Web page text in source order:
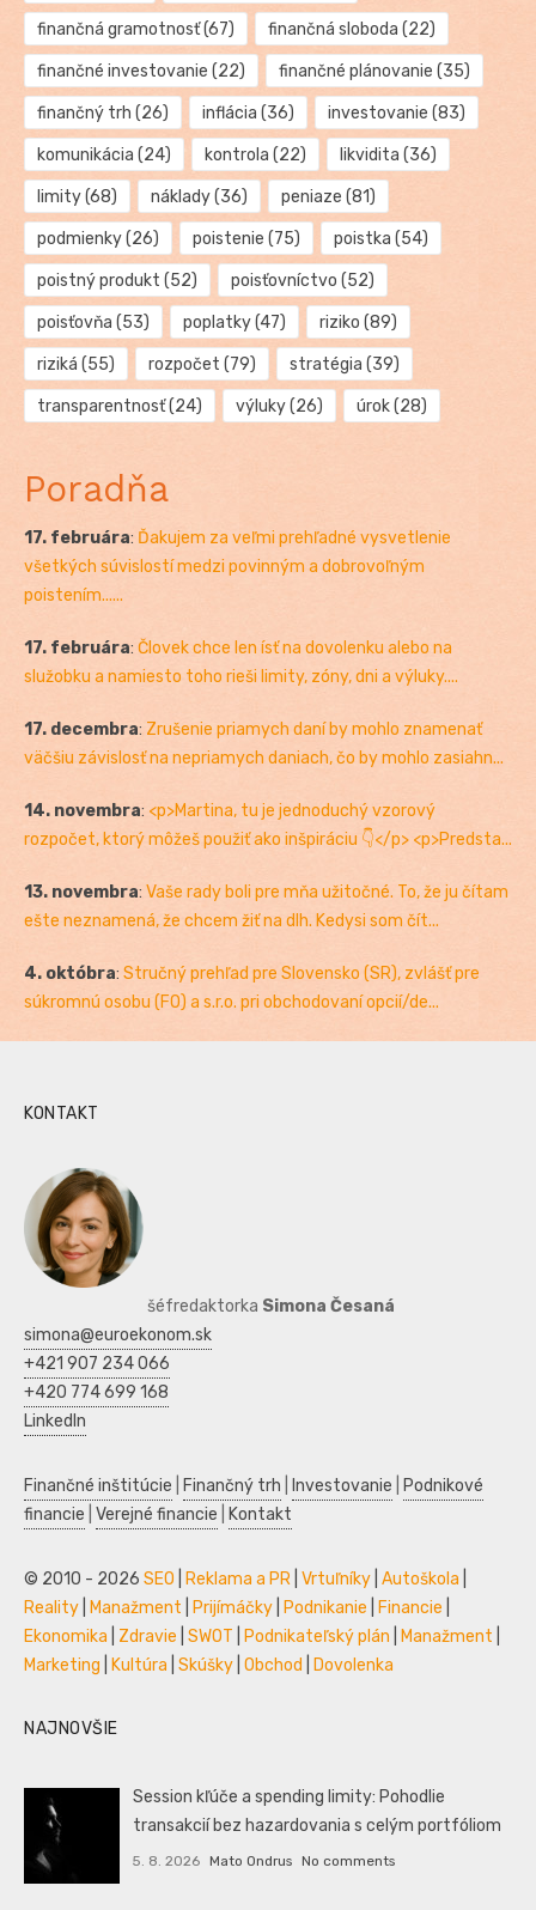
finančná gramotnosť(67) finančná sloboda (22)
finančné investovanie (22) finančné plánovanie (35)
finančný trh (26) inflácia (36) investovanie (83)
komunikácia (24) kontrola (22) likvidita (36)
limity(68) náklady(36) peniaze (81)
podmienky(26) poistenie (75) poistka (54)
poistný produkt (52) poisťovníctvo (52)
poisťovňa (53) poplatky(47) riziko (89)
riziká (55) rozpočet (79) stratégia (39)
transparentnosť(24) výluky(26) úrok(28)
Poradňa
17. februára: Ďakujem za veľmi prehľadné vysvetlenie
všetkých súvislostí medzi povinným a dobrovoľným
poistením......
17. februára: Človek chce len ísť na dovolenku alebo na
služobku a namiesto toho rieši limity, zóny, dni a výluky....
17. decembra: Zrušenie priamych daní by mohlo znamenať
väčšiu závislosť na nepriamych daniach, čo by mohlo zasiahn...
14. novembra: <p>Martina, tu je jednoduchý vzorový
rozpočet, ktorý môžeš použiť ako inšpiráciu 👇</p> <p>Predsta...
13. novembra: Vaše rady boli pre mňa užitočné. To, že ju čítam
ešte neznamená, že chcem žiť na dlh. Kedysi som čít...
4. októbra: Stručný prehľad pre Slovensko (SR), zvlášť pre
súkromnú osobu (FO) a s.r.o. pri obchodovaní opcií/de...
KONTAKT
šéfredaktorka Simona Česaná
simona@euroekonom.sk
+421 907 234 066
+420 774 699 168
LinkedIn
Finančné inštitúcie Finančný trh Investovanie
Podnikové
financie Verejné financie Kontakt
© 2010 - 2026 SEO Reklama a PR Vrtuľníky Autoškola
Reality
Manažment Prijímáčky Podnikanie Financie
Ekonomika
Zdravie SWOT Podnikateľský plán Manažment
Marketing
Kultúra Skúšky Obchod Dovolenka
NAJNOVŠIE
Session kľúče a spending limity: Pohodlie
transakcií bez hazardovania s celým portfóliom
5. 8. 2026 Mato Ondrus No comments